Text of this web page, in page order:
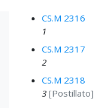
CS.M 2316
1
CS.M 2317
2
CS.M 2318
3 [Postillato]